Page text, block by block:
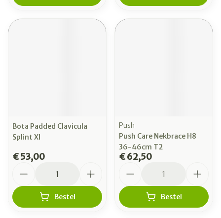
Bota Padded Clavicula
Splint Xl
€ 53,00
Bestel
Push
Push Care Nekbrace H8
36-46cm T2
€ 62,50
Bestel